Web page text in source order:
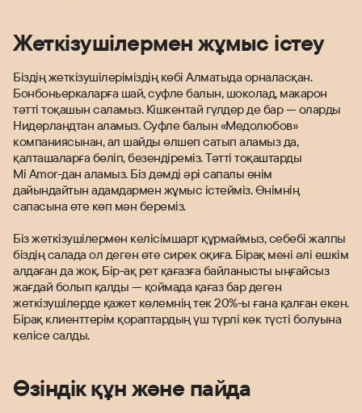
Жеткізушілермен жұмыс істеу
Біздің жеткізушілеріміздің көбі Алматыда орналасқан.
Бонбоньеркаларға шай, суфле балын, шоколад, макарон
тәтті тоқашын саламыз. Кішкентай гүлдер де бар — оларды
Нидерландтан аламыз. Суфле балын «Медолюбов»
компаниясынан, ал шайды өлшеп сатып аламыз да,
қалташаларға бөліп, безендіреміз. Тәтті тоқаштарды
Mi Amor-дан аламыз. Біз дәмді әрі сапалы өнім
дайындайтын адамдармен жұмыс істейміз. Өнімнің
сапасына өте көп мән береміз.
Біз жеткізушілермен келісімшарт құрмаймыз, себебі жалпы
біздің салада ол деген өте сирек оқиға. Бірақ мені әлі ешкім
алдаған да жоқ. Бір-ақ рет қағазға байланысты ыңғайсыз
жағдай болып қалды — қоймада қағаз бар деген
жеткізушілерде қажет көлемнің тек 20%-ы ғана қалған екен.
Бірақ клиенттерім қораптардың үш түрлі көк түсті болуына
келісе салды.
Өзіндік құн және пайда